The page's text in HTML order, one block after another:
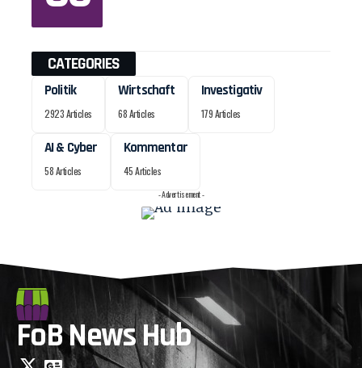
CATEGORIES
Politik
2923 Articles
Wirtschaft
68 Articles
Investigativ
179 Articles
AI & Cyber
58 Articles
Kommentar
45 Articles
- Advertisement -
FoB News Hub